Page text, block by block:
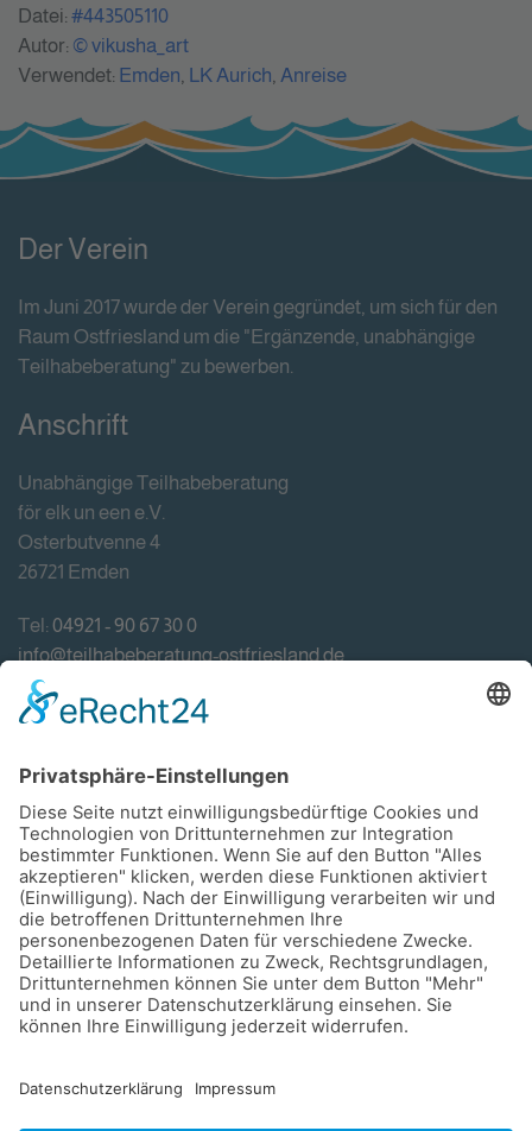
Datei: #443505110
Autor: © vikusha_art
Verwendet: Emden, LK Aurich, Anreise
Der Verein
Im Juni 2017 wurde der Verein gegründet, um sich für den
Raum Ostfriesland um die "Ergänzende, unabhängige
Teilhabeberatung" zu bewerben.
Anschrift
Unabhängige Teilhabeberatung
för elk un een e.V.
Osterbutvenne 4
26721 Emden
Tel: 04921 - 90 67 30 0
info@teilhabeberatung-ostfriesland.de
Förderung
Haftungsausschluss